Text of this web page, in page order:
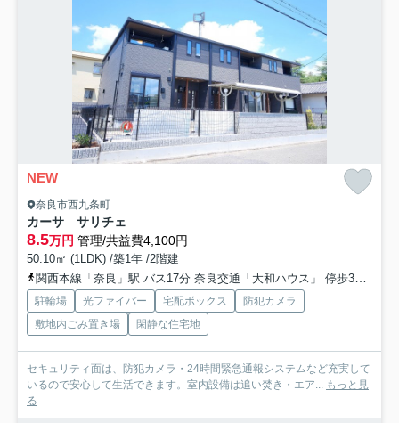
NEW
奈良市西九条町
カーサ サリチェ
8.5万円 管理/共益費4,100円
50.10㎡ (1LDK) /築1年 /2階建
関西本線「奈良」駅 バス17分 奈良交通「大和ハウス」 停歩3分
駐輪場 光ファイバー 宅配ボックス
防犯カメラ
敷地内ごみ置き場
閑静な住宅地
セキュリティ面は、防犯カメラ・24時間緊急通報システムなど充実して
いるので安心して生活できます。室内設備は追い焚き・エア... もっと見
る